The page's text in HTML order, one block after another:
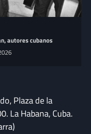
autores cubanos
Plaza de la
La Habana, Cuba.